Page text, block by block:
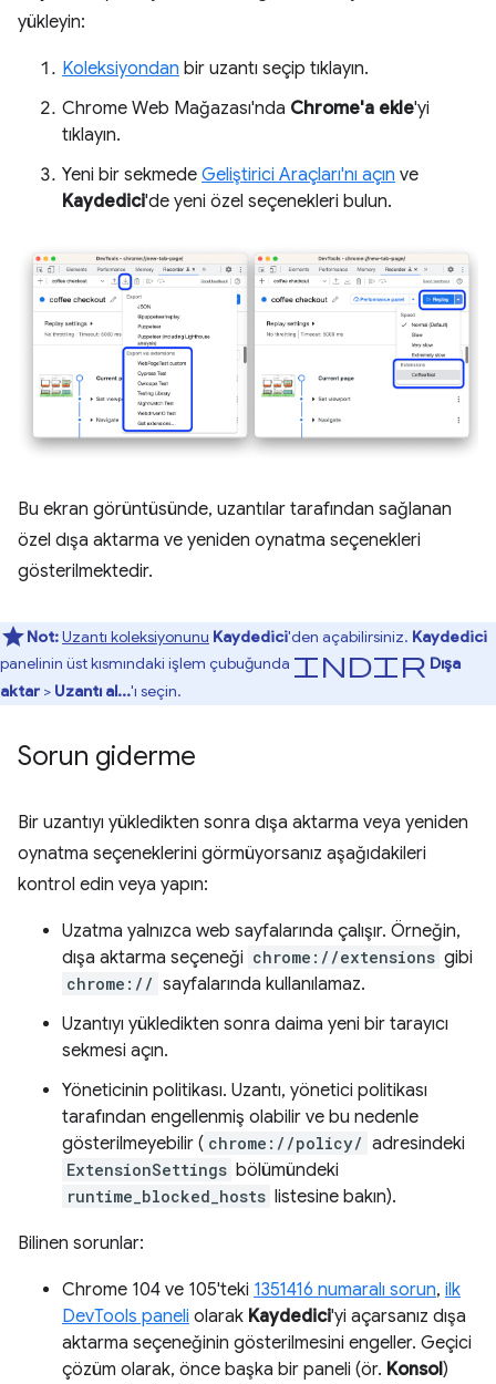
yükleyin:
Koleksiyondan bir uzantı seçip tıklayın.
Chrome Web Mağazası'nda Chrome'a ekle'yi
tıklayın.
Yeni bir sekmede Geliştirici Araçları'nı açın ve
Kaydedici'de yeni özel seçenekleri bulun.
Bu ekran görüntüsünde, uzantılar tarafından sağlanan
özel dışa aktarma ve yeniden oynatma seçenekleri
gösterilmektedir.
Not:Uzantı koleksiyonunu Kaydedici'den açabilirsiniz. Kaydedici
panelinin üst kısmındaki işlem çubuğunda indir Dışa
aktar > Uzantı al...'ı seçin.
Sorun giderme
Bir uzantıyı yükledikten sonra dışa aktarma veya yeniden
oynatma seçeneklerini görmüyorsanız aşağıdakileri
kontrol edin veya yapın:
Uzatma yalnızca web sayfalarında çalışır. Örneğin,
dışa aktarma seçeneği chrome://extensions gibi
chrome:// sayfalarında kullanılamaz.
Uzantıyı yükledikten sonra daima yeni bir tarayıcı
sekmesi açın.
Yöneticinin politikası. Uzantı, yönetici politikası
tarafından engellenmiş olabilir ve bu nedenle
gösterilmeyebilir ( chrome://policy/ adresindeki
ExtensionSettings bölümündeki
runtime_blocked_hosts listesine bakın).
Bilinen sorunlar:
Chrome 104 ve 105'teki 1351416 numaralı sorun, ilk
DevTools paneli olarak Kaydedici'yi açarsanız dışa
aktarma seçeneğinin gösterilmesini engeller. Geçici
çözüm olarak, önce başka bir paneli (ör. Konsol)